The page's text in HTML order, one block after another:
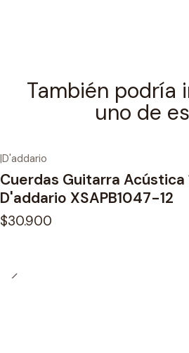
También podría
uno de
|D'addario
Cuerdas Guitarra Acústica
D'addario XSAPB1047-12
$30.900